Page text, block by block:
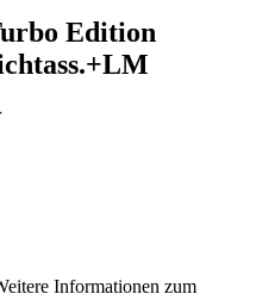
Edition
Informationen zum